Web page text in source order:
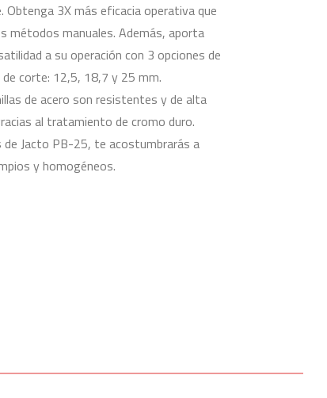
Obtenga 3X más eficacia operativa que
métodos manuales. Además, aporta
a su operación con 3 opciones de
corte: 12,5, 18,7 y 25 mm.
de acero son resistentes y de alta
al tratamiento de cromo duro.
de Jacto PB-25, te acostumbrarás a
y homogéneos.